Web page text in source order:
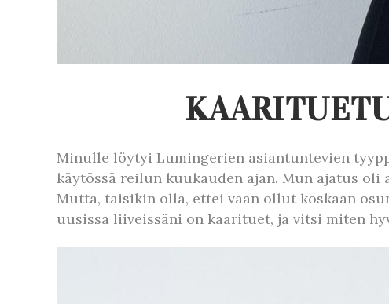
Minulle löytyi Lumingerien asiantuntevien
käytössä reilun kuukauden ajan. Mun ajatus
Mutta, taisikin olla, ettei vaan ollut koskaan
uusissa liiveissäni on kaarituet, ja vitsi miten